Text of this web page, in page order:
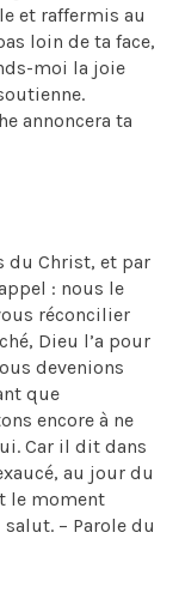
et raffermis au
loin de ta face,
moi la joie
annoncera ta
du Christ, et par
: nous le
réconcilier
Dieu l’a pour
devenions
que
encore à ne
Car il dit dans
au jour du
le moment
– Parole du